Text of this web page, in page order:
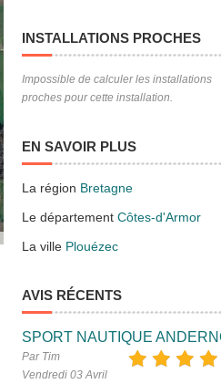
INSTALLATIONS PROCHES
Impossible de calculer les installations
proches pour cette installation.
EN SAVOIR PLUS
La région Bretagne
Le département Côtes-d'Armor
La ville Plouézec
AVIS RÉCENTS
SPORT NAUTIQUE
Par Tim
Vendredi 03 Avril